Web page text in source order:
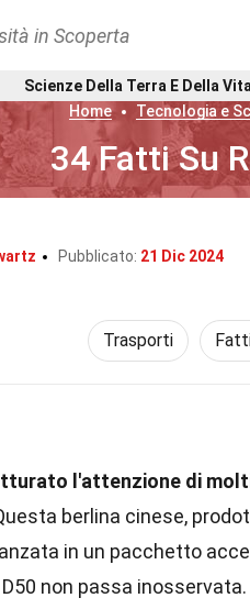
in Scoperta
Scienze Della Terra E Della Vita
Home
Tecnologia e
34 Fatti Su
Pubblicato: 21 Dic 2024
Trasporti
l'attenzione di
berlina cinese,
in un pacchetto
non passa